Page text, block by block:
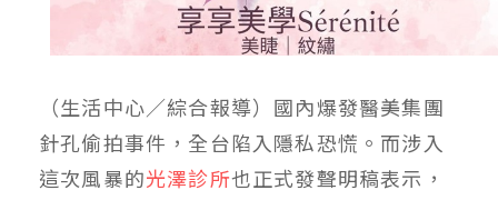
（生活中心／綜合報導）國內爆發醫美集團
針孔偷拍事件，全台陷入隱私恐慌。而涉入
這次風暴的光澤診所也正式發聲明稿表示，